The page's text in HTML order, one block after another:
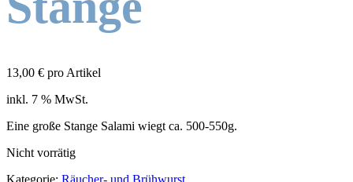
13,00 € pro Artikel
inkl. 7 % MwSt.
Eine große Stange Salami wiegt ca. 500-550g.
Nicht vorrätig